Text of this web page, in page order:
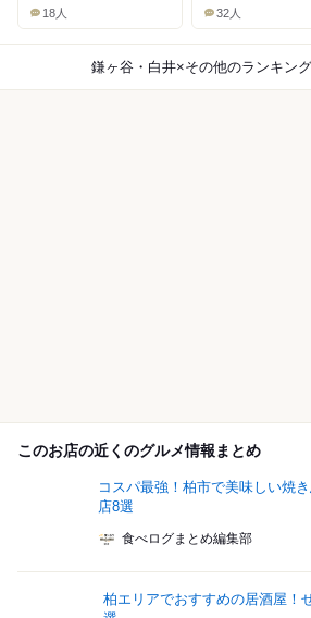
18人 32人
鎌ヶ谷・白井×その他のランキン
このお店の近くのグルメ情報まとめ
コスパ最強！柏市で美味しい焼
店8選
食べログまとめ編集部
柏エリアでおすすめの居酒屋！